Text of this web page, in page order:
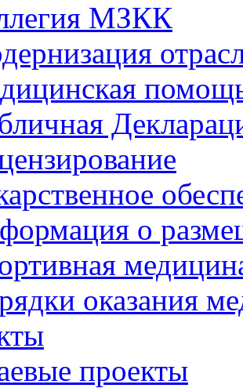
МЗКК
о
оказания
проекты